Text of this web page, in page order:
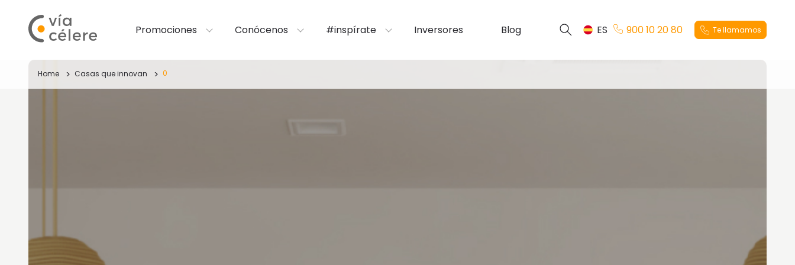
Promociones Conócenos #inspírate Inversores Blog ES 900 10 20 80 Te llamamos
Home Casas que innovan 0